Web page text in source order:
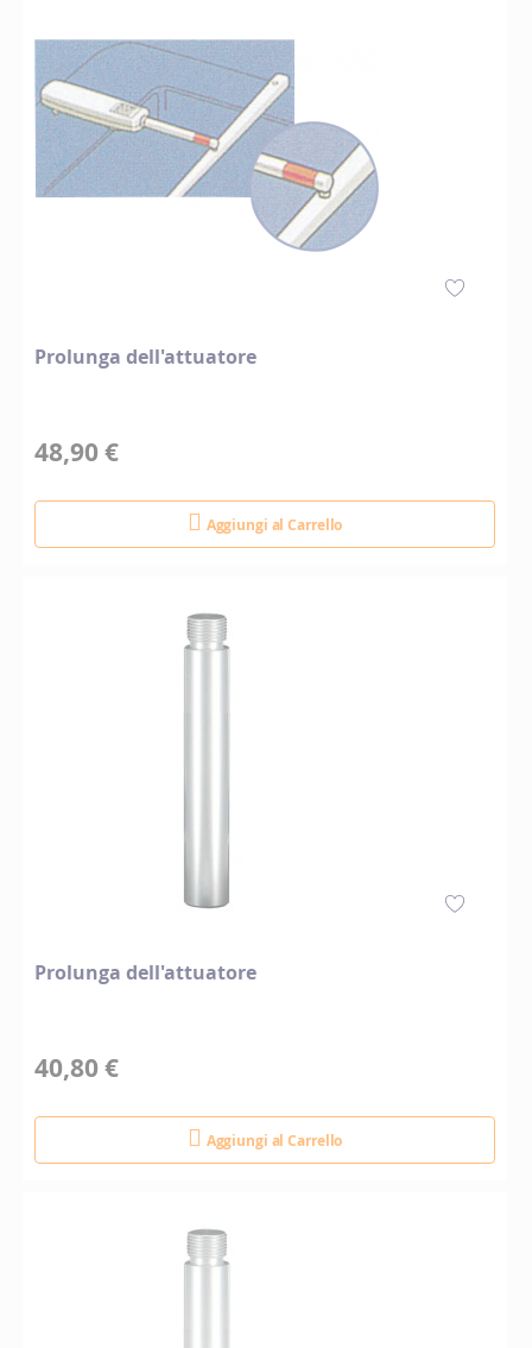
Prolunga dell'attuatore
48,90 €
Aggiungi al Carrello
Prolunga dell'attuatore
40,80 €
Aggiungi al Carrello